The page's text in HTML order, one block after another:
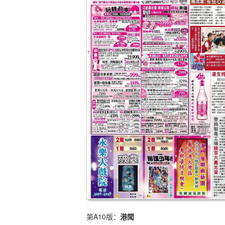
第A10版： 港聞